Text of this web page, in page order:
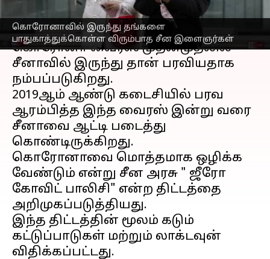
கொரோனாவில் இருந்து தங்களை
பாதுகாத்துக்கொள்ள விரும்பாத சீன இளைஞர்கள்
செய்தி முன்னோட்டம்
கொரோனா வைரஸ் முதன்முதலில்
சீனாவில் இருந்து தான் பரவியதாக
நம்பப்படுகிறது.
2019ஆம் ஆண்டு கடைசியில் பரவ
ஆரம்பித்த இந்த வைரஸ் இன்று வரை
சீனாவை ஆட்டி படைத்து
கொண்டிருக்கிறது.
கொரோனாவை மொத்தமாக ஒழிக்க
வேண்டும் என்று சீன அரசு " ஜீரோ
கோவிட் பாலிசி" என்ற திட்டத்தை
அறிமுகப்படுத்தியது.
இந்த திட்டத்தின் மூலம் கடும்
கட்டுப்பாடுகள் மற்றும் லாக்டவுன்
விதிக்கப்பட்டது.